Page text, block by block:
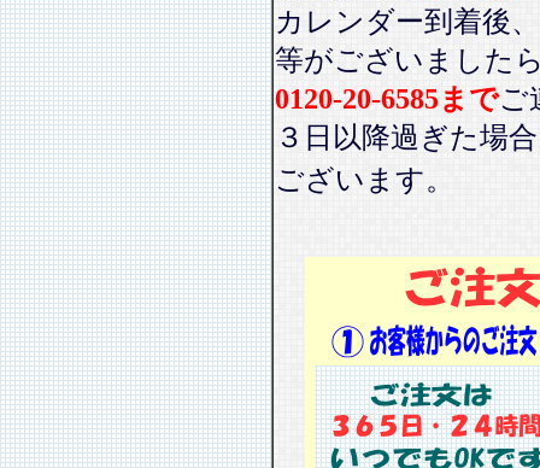
カレンダー到着後、
等がございました
0120-20-6585までご
３日以降過ぎた場
ございます。